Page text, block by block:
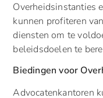
Overheidsinstanties
kunnen profiteren
diensten om te
beleidsdoelen te
Biedingen voor
Advocatenkantoren